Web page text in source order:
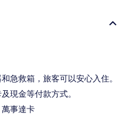
急救箱，旅客可以安心入住。
現金等付款方式。
事達卡